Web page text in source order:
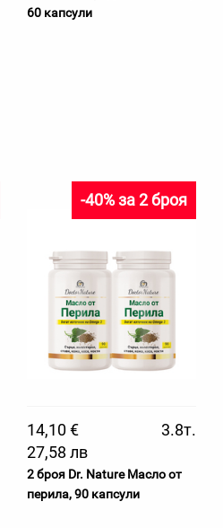
60 капсули
-40% за 2 броя
14,10 €
3.8т.
27,58 лв
2 броя Dr. Nature Масло от
перила, 90 капсули